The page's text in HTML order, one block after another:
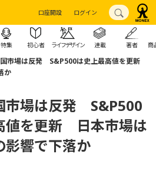
口座開設 ログイン
特集 初心者 ライフデザイン 連載 著者 商
国市場は反発 S&P500は史上最高値を更新
か
市場は反発 S&P500
値を更新 日本市場は
影響で下落か